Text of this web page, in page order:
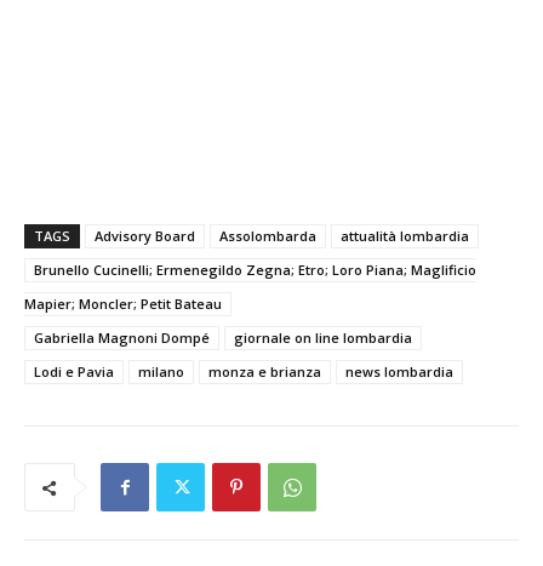
TAGS Advisory Board Assolombarda
attualità lombardia
Brunello Cucinelli; Ermenegildo Zegna; Etro; Loro Piana; Maglificio
Mapier; Moncler; Petit Bateau
Gabriella Magnoni Dompé
giornale on line lombardia
Lodi e Pavia
milano monza e brianza news lombardia